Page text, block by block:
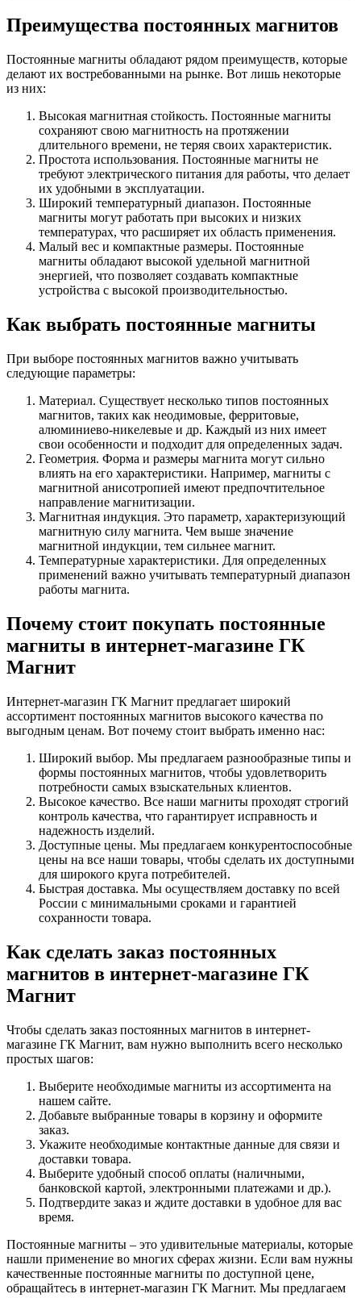
Преимущества постоянных магнитов
Постоянные магниты обладают рядом преимуществ, которые
делают их востребованными на рынке. Вот лишь некоторые
из них:
Высокая магнитная стойкость. Постоянные магниты
сохраняют свою магнитность на протяжении
длительного времени, не теряя своих характеристик.
Простота использования. Постоянные магниты не
требуют электрического питания для работы, что делает
их удобными в эксплуатации.
Широкий температурный диапазон. Постоянные
магниты могут работать при высоких и низких
температурах, что расширяет их область применения.
Малый вес и компактные размеры. Постоянные
магниты обладают высокой удельной магнитной
энергией, что позволяет создавать компактные
устройства с высокой производительностью.
Как выбрать постоянные магниты
При выборе постоянных магнитов важно учитывать
следующие параметры:
Материал. Существует несколько типов постоянных
магнитов, таких как неодимовые, ферритовые,
алюминиево-никелевые и др. Каждый из них имеет
свои особенности и подходит для определенных задач.
Геометрия. Форма и размеры магнита могут сильно
влиять на его характеристики. Например, магниты с
магнитной анисотропией имеют предпочтительное
направление магнитизации.
Магнитная индукция. Это параметр, характеризующий
магнитную силу магнита. Чем выше значение
магнитной индукции, тем сильнее магнит.
Температурные характеристики. Для определенных
применений важно учитывать температурный диапазон
работы магнита.
Почему стоит покупать постоянные
магниты в интернет-магазине ГК
Магнит
Интернет-магазин ГК Магнит предлагает широкий
ассортимент постоянных магнитов высокого качества по
выгодным ценам. Вот почему стоит выбрать именно нас:
Широкий выбор. Мы предлагаем разнообразные типы и
формы постоянных магнитов, чтобы удовлетворить
потребности самых взыскательных клиентов.
Высокое качество. Все наши магниты проходят строгий
контроль качества, что гарантирует исправность и
надежность изделий.
Доступные цены. Мы предлагаем конкурентоспособные
цены на все наши товары, чтобы сделать их доступными
для широкого круга потребителей.
Быстрая доставка. Мы осуществляем доставку по всей
России с минимальными сроками и гарантией
сохранности товара.
Как сделать заказ постоянных
магнитов в интернет-магазине ГК
Магнит
Чтобы сделать заказ постоянных магнитов в интернет-
магазине ГК Магнит, вам нужно выполнить всего несколько
простых шагов:
Выберите необходимые магниты из ассортимента на
нашем сайте.
Добавьте выбранные товары в корзину и оформите
заказ.
Укажите необходимые контактные данные для связи и
доставки товара.
Выберите удобный способ оплаты (наличными,
банковской картой, электронными платежами и др.).
Подтвердите заказ и ждите доставки в удобное для вас
время.
Постоянные магниты – это удивительные материалы, которые
нашли применение во многих сферах жизни. Если вам нужны
качественные постоянные магниты по доступной цене,
обращайтесь в интернет-магазин ГК Магнит. Мы предлагаем